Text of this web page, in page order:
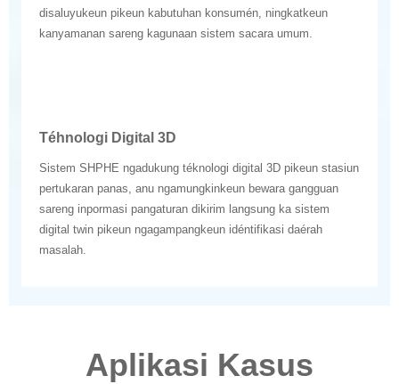
disaluyukeun pikeun kabutuhan konsumén, ningkatkeun
kanyamanan sareng kagunaan sistem sacara umum.
Téhnologi Digital 3D
Sistem SHPHE ngadukung téknologi digital 3D pikeun stasiun
pertukaran panas, anu ngamungkinkeun bewara gangguan
sareng inpormasi pangaturan dikirim langsung ka sistem
digital twin pikeun ngagampangkeun idéntifikasi daérah
masalah.
Aplikasi Kasus